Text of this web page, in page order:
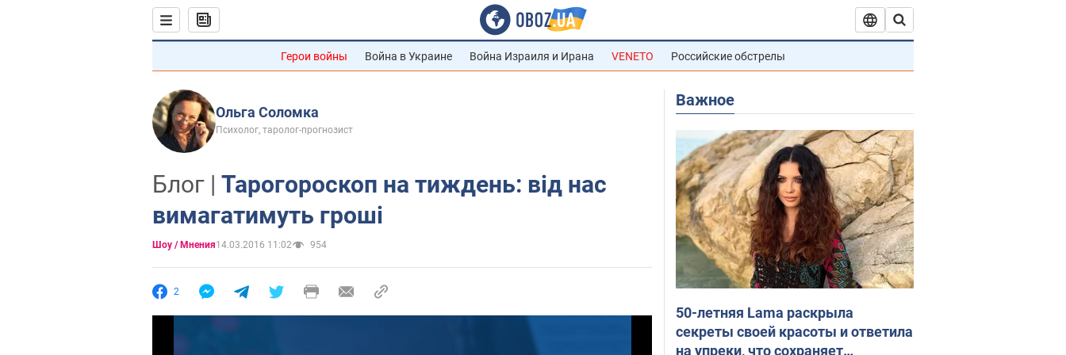
Герои войны Война в Украине Война Израиля и Ирана VENETO Российские обстрелы
Ольга Соломка
Психолог, таролог-прогнозист
Блог | Тарогороскоп на тиждень: від нас
вимагатимуть гроші
Шоу / Мнения14.03.2016 11:02 954
2
Важное
50-летняя Lama раскрыла
секреты своей красоты и ответила
на упреки, что сохраняет